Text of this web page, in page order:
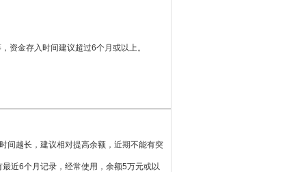
资金存入时间建议超过6个月或以上。
间越长，建议相对提高余额，近期不能有突
近6个月记录，经常使用，余额5万元或以